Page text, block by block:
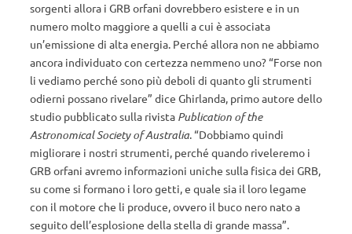
sorgenti allora i GRB orfani dovrebbero esistere e in un
numero molto maggiore a quelli a cui è associata
un’emissione di alta energia. Perché allora non ne abbiamo
ancora individuato con certezza nemmeno uno? “Forse non
li vediamo perché sono più deboli di quanto gli strumenti
odierni possano rivelare” dice Ghirlanda, primo autore dello
studio pubblicato sulla rivista Publication of the
Astronomical Society of Australia. “Dobbiamo quindi
migliorare i nostri strumenti, perché quando riveleremo i
GRB orfani avremo informazioni uniche sulla fisica dei GRB,
su come si formano i loro getti, e quale sia il loro legame
con il motore che li produce, ovvero il buco nero nato a
seguito dell’esplosione della stella di grande massa”.